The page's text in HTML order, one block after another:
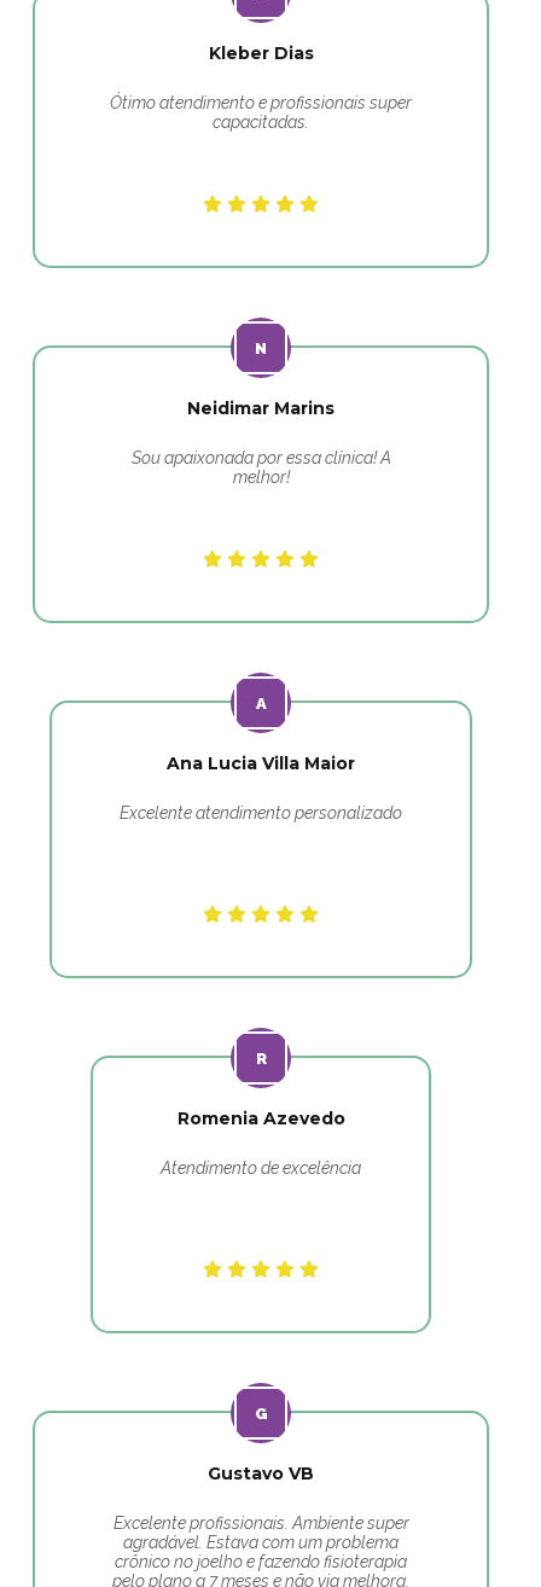
Kleber Dias
Ótimo atendimento e profissionais super
capacitadas.
Neidimar Marins
Sou apaixonada por essa clínica! A
melhor!
Ana Lucia Villa Maior
Excelente atendimento personalizado
Romenia Azevedo
Atendimento de excelência
Gustavo VB
Excelente profissionais. Ambiente super
agradável. Estava com um problema
crônico no joelho e fazendo fisioterapia
pelo plano a 7 meses e não via melhora,